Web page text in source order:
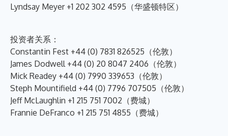
Lyndsay Meyer +1 202 302 4595（华盛顿特区）
投资者关系：
Constantin Fest +44 (0) 7831 826525（伦敦）
James Dodwell +44 (0) 20 8047 2406（伦敦）
Mick Readey +44 (0) 7990 339653（伦敦）
Steph Mountifield +44 (0) 7796 707505（伦敦）
Jeff McLaughlin +1 215 751 7002（费城）
Frannie DeFranco +1 215 751 4855（费城）